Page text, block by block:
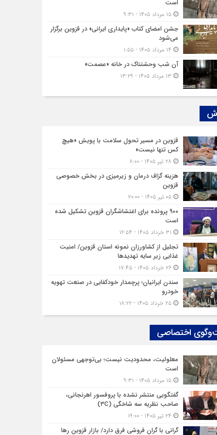
است
۱۵ مرداد ۱۴۰۵ - ۹:۳۱
جشن امضای کتاب «پایداری ایرانی» در قزوین برگزار
می‌شود
آن شب وحشتناک در خانه «عصمت»
قزوین در مسیر تحول سلامت با پویش «هیچ‌
کس تنها نیست»
هزینه‌ گزاف درمان و زیرمیزی در بخش خصوصی
قزوین
۰۵ تیر ۱۴۰۵ - ۲۰:۰۰
۹۰۰ پرونده برای اغتشاشگران قزوین تشکیل شده
است
تجلیل از کشاورزان نمونه استان قزوین/ امنیت
غذایی زیر سایه تهدیدها
۲۶ خرداد ۱۴۰۵ - ۱۷:۴۵
سندن ایرانیان؛ پرچمدار خودکفایی در صنعت تهویه
خودرو
۲۵ خرداد ۱۴۰۵ - ۱۸:۲۲
اختصاصی
معلولیت، محدودیت نیست؛ بی‌توجهی مسئولان
است
۱۵ مرداد ۱۴۰۵ - ۹:۳۱
گفتگویی منتشر نشده با پروفسور اهرنجانی،
صاحب نظریه سه‌ شاخگی (۳C)
گرانی با گران‌ فروشی فرق دارد/ بازار قزوین رها